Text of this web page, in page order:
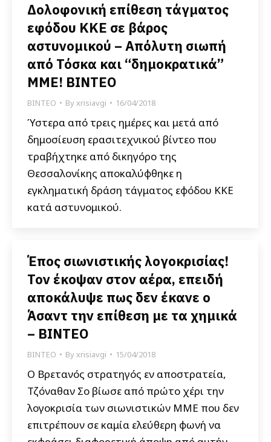
Δολοφονική επίθεση τάγματος
εφόδου ΚΚΕ σε βάρος
αστυνομικού – Απόλυτη σιωπή
από Τόσκα και “δημοκρατικά”
ΜΜΕ! ΒΙΝΤΕΟ
ΒΙΝΤΕΟ Byxrisiavgi 16/04/2018
Ύστερα από τρεις ημέρες και μετά από
δημοσίευση ερασιτεχνικού βίντεο που
τραβήχτηκε από δικηγόρο της
Θεσσαλονίκης αποκαλύφθηκε η
εγκληματική δράση τάγματος εφόδου ΚΚΕ
κατά αστυνομικού.
Έπος σιωνιστικής λογοκρισίας!
Τον έκοψαν στον αέρα, επειδή
αποκάλυψε πως δεν έκανε ο
Άσαντ την επίθεση με τα χημικά
– ΒΙΝΤΕΟ
ΒΙΝΤΕΟ Byxrisiavgi 15/04/2018
Ο Βρετανός στρατηγός εν αποστρατεία,
Τζόναθαν Σο βίωσε από πρώτο χέρι την
λογοκρισία των σιωνιστικών ΜΜΕ που δεν
επιτρέπουν σε καμία ελεύθερη φωνή να